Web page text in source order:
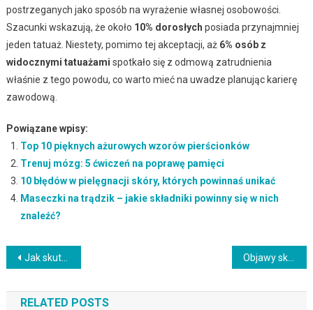
postrzeganych jako sposób na wyrażenie własnej osobowości.
Szacunki wskazują, że około 10% dorosłych posiada przynajmniej
jeden tatuaż. Niestety, pomimo tej akceptacji, aż 6% osób z
widocznymi tatuażami spotkało się z odmową zatrudnienia
właśnie z tego powodu, co warto mieć na uwadze planując karierę
zawodową.
Powiązane wpisy:
Top 10 pięknych ażurowych wzorów pierścionków
Trenuj mózg: 5 ćwiczeń na poprawę pamięci
10 błędów w pielęgnacji skóry, których powinnaś unikać
Maseczki na trądzik – jakie składniki powinny się w nich
znaleźć?
Nawigacja
wpisu
Jak skutecznie zmywać krem z filtrem SPF? Praktyczne porady Objawy skórne menopauzy – jak je rozpoznać i leczyć?
RELATED POSTS